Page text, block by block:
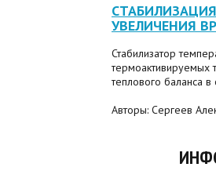
УВЕЛИЧЕНИЯ
Стабилизатор
термоактивируемых
теплового баланса
Авторы: Сергеев